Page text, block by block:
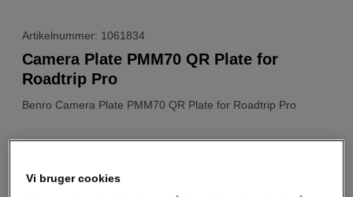
Artikelnummer: 1061834
Benro Camera Plate PMM70 QR Plate for Roadtrip Pro
Camera Plate PMM70 QR Plate for
Roadtrip Pro
København: Vis lagersaldo
Vi bruger cookies